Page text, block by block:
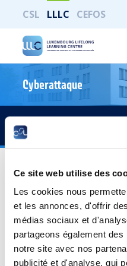
Ce site web utilise des
Les cookies nous
et les annonces, d'offrir
médias sociaux et
partageons également
notre site avec nos
publicité et d'analyse, qui
CSL LLLC CEFOS
Cyberattaque
Accès rapide
Imprimer toute la page
psychosociaux
Public cible
Directeurs, Managers,
Objectifs